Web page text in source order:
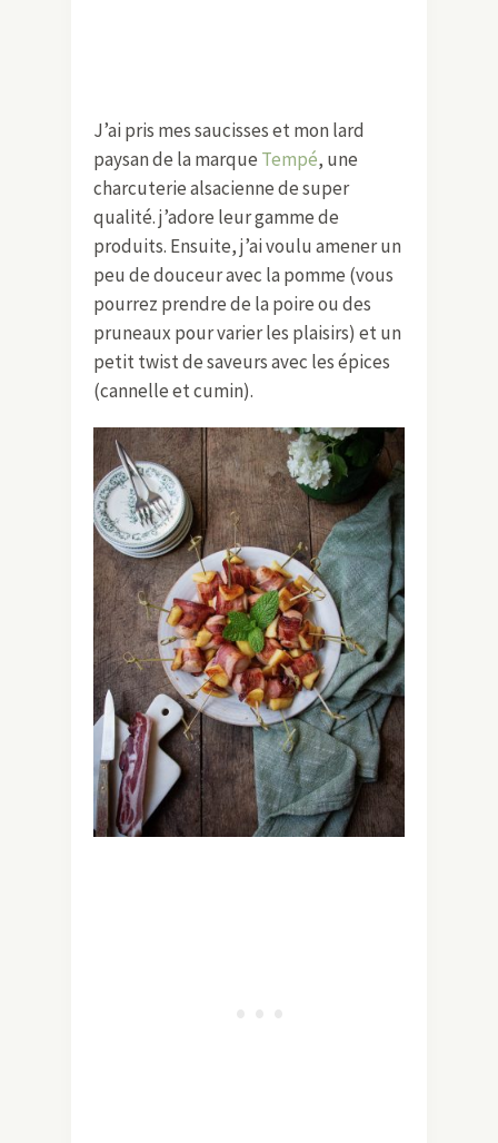
J’ai pris mes saucisses et mon lard
paysan de la marque Tempé, une
charcuterie alsacienne de super
qualité. j’adore leur gamme de
produits. Ensuite, j’ai voulu amener un
peu de douceur avec la pomme (vous
pourrez prendre de la poire ou des
pruneaux pour varier les plaisirs) et un
petit twist de saveurs avec les épices
(cannelle et cumin).